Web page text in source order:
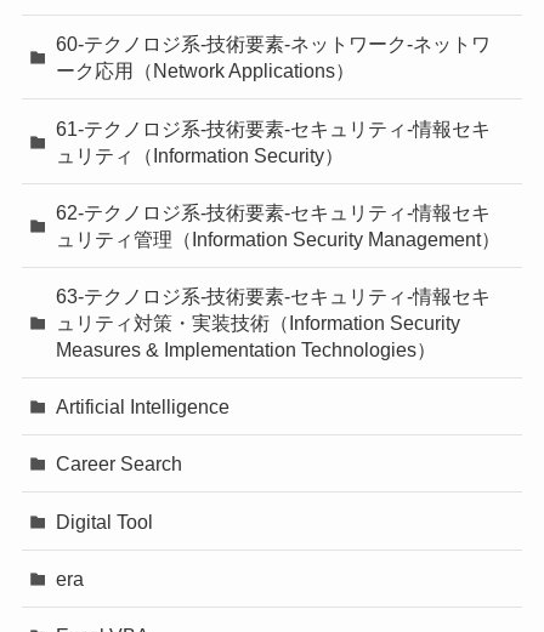
60-テクノロジ系-技術要素-ネットワーク-ネットワ
ーク応用（Network Applications）
61-テクノロジ系-技術要素-セキュリティ-情報セキ
ュリティ（Information Security）
62-テクノロジ系-技術要素-セキュリティ-情報セキ
ュリティ管理（Information Security Management）
63-テクノロジ系-技術要素-セキュリティ-情報セキ
ュリティ対策・実装技術（Information Security
Measures & Implementation Technologies）
Artificial Intelligence
Career Search
Digital Tool
era